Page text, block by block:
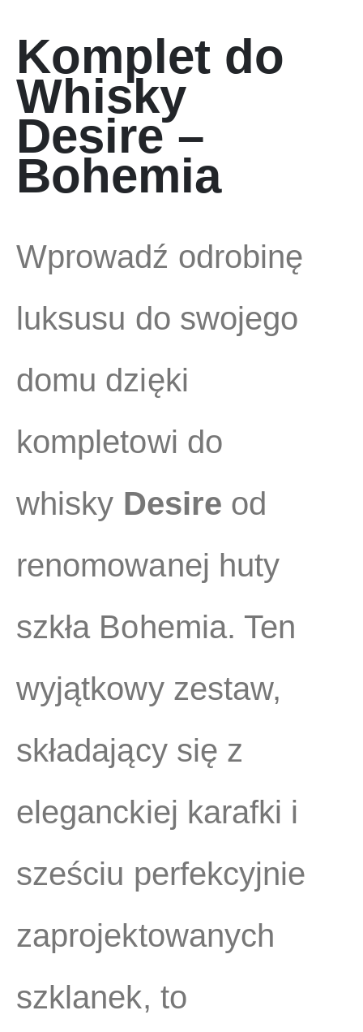
Komplet do
Whisky
Desire –
Bohemia
Wprowadź odrobinę
luksusu do swojego
domu dzięki
kompletowi do
whisky Desire od
renomowanej huty
szkła Bohemia. Ten
wyjątkowy zestaw,
składający się z
eleganckiej karafki i
sześciu perfekcyjnie
zaprojektowanych
szklanek, to